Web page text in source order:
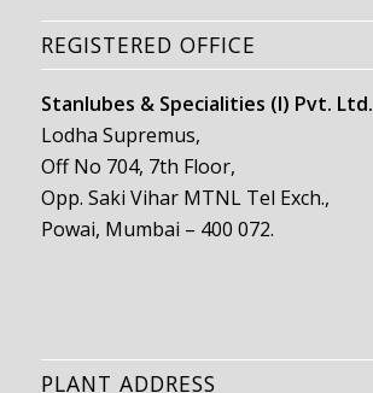
REGISTERED OFFICE
Stanlubes & Specialities (I) Pvt. Ltd.
Lodha Supremus,
Off No 704, 7th Floor,
Opp. Saki Vihar MTNL Tel Exch.,
Powai, Mumbai – 400 072.
PLANT ADDRESS